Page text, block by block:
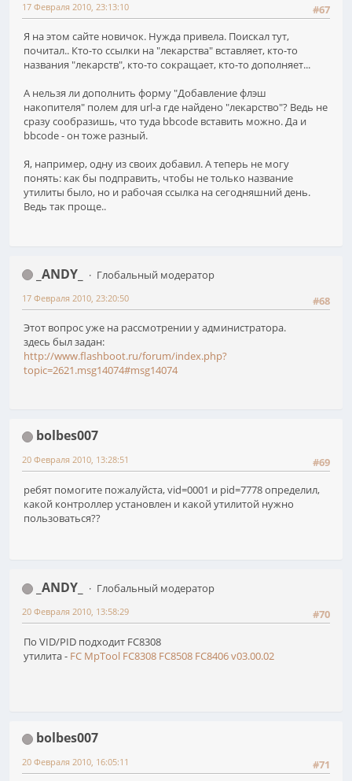
#67
17 Февраля 2010, 23:13:10
Я на этом сайте новичок. Нужда привела. Поискал тут,
почитал.. Кто-то ссылки на "лекарства" вставляет, кто-то
названия "лекарств", кто-то сокращает, кто-то дополняет...
А нельзя ли дополнить форму "Добавление флэш
накопителя" полем для url-а где найдено "лекарство"? Ведь не
сразу сообразишь, что туда bbcode вставить можно. Да и
bbcode - он тоже разный.
Я, например, одну из своих добавил. А теперь не могу
понять: как бы подправить, чтобы не только название
утилиты было, но и рабочая ссылка на сегодняшний день.
Ведь так проще..
_ANDY_
Глобальный модератор
#68
17 Февраля 2010, 23:20:50
Этот вопрос уже на рассмотрении у администратора.
здесь был задан:
http://www.flashboot.ru/forum/index.php?
topic=2621.msg14074#msg14074
bolbes007
#69
20 Февраля 2010, 13:28:51
ребят помогите пожалуйста, vid=0001 и pid=7778 определил,
какой контроллер установлен и какой утилитой нужно
пользоваться??
_ANDY_
Глобальный модератор
#70
20 Февраля 2010, 13:58:29
По VID/PID подходит FC8308
утилита - FC MpTool FC8308 FC8508 FC8406 v03.00.02
bolbes007
#71
20 Февраля 2010, 16:05:11